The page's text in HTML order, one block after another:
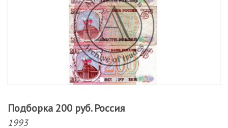
Подборка 200 руб. Россия
1993